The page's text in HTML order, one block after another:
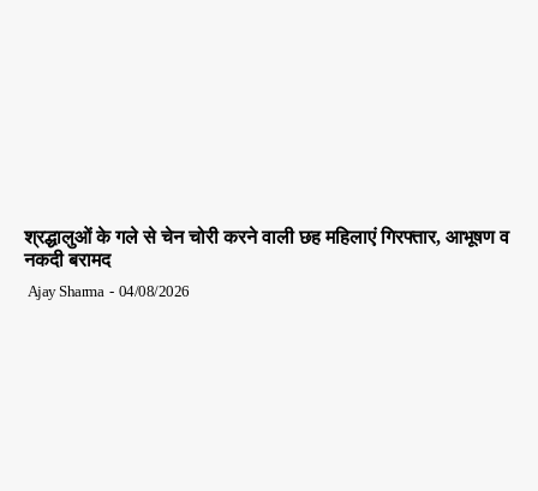
श्रद्धालुओं के गले से चेन चोरी करने वाली छह महिलाएं गिरफ्तार, आभूषण व
नकदी बरामद
Ajay Sharma - 04/08/2026